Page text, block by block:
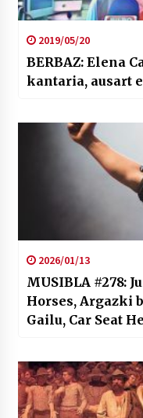
2019/05/20
BERBAZ: Elena
kantaria, ausart
2026/01/13
MUSIBLA #278:
Horses, Argazki
Gailu, Car Seat